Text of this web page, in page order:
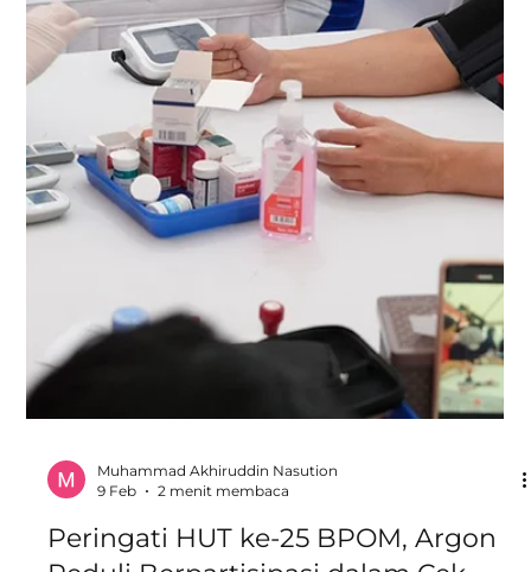
23 Apr
2 menit membaca
TeaTime DistribuShe 2026:
Menguatkan Peran Perempuan di
Setiap Lini Distribusi